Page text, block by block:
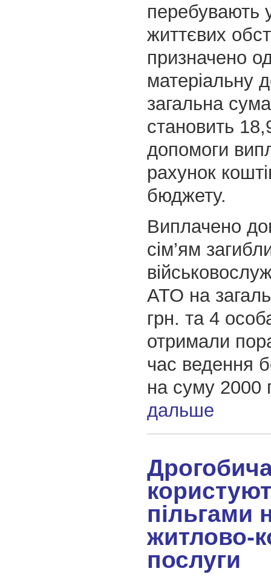
перебувають
життєвих
призначено
матеріальну
загальна
становить
допомоги
рахунок
бюджету.
Виплачено
сім’ям
АТО на
грн. та 4
отримали
час ведення
на суму 2000
дальше
пільгами
житлово-
послуги